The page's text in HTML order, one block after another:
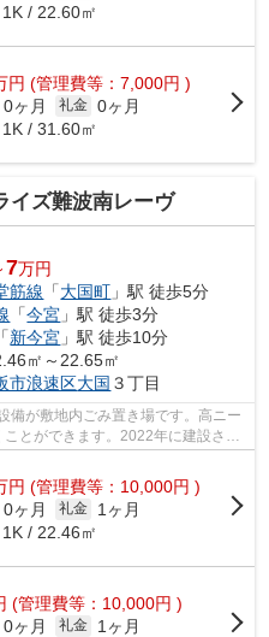
/ 22.60㎡
円 (管理費等：7,000円 )
0ヶ月 礼金 0ヶ月
/ 31.60㎡
イズ難波南レーヴ
7万円
筋線 「大国町 」駅 徒歩5分
「今宮 」駅 徒歩3分
「新今宮 」駅 徒歩10分
㎡～22.65㎡
市浪速区大国 ３丁目
備が敷地内ごみ置き場です。高ニー
とができます。2022年に建設され
円 (管理費等：10,000円 )
0ヶ月 礼金
1ヶ月
/ 22.46㎡
(管理費等：10,000円 )
0ヶ月 礼金
1ヶ月